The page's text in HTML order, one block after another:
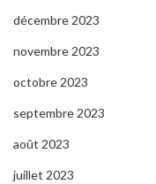
décembre 2023
novembre 2023
octobre 2023
septembre 2023
août 2023
juillet 2023